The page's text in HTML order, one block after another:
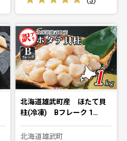
北海道雄武町産 ほたて貝
柱(冷凍) Bフレーク 1…
北海道雄武町